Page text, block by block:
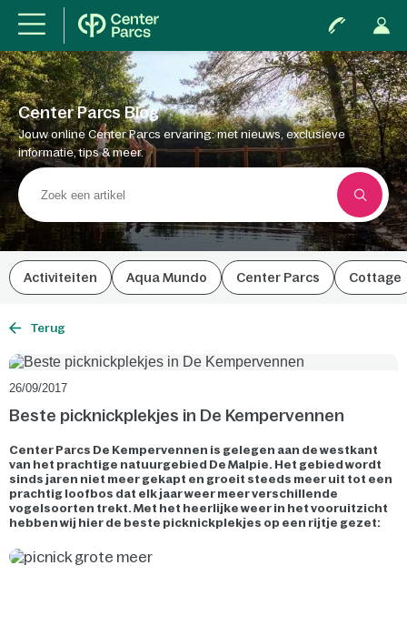
Center Parcs Blog
Jouw online Center Parcs ervaring: met nieuws, exclusieve
informatie, tips & meer.
Activiteiten Aqua Mundo Center Parcs Cottage
Terug
26/09/2017
Beste picknickplekjes in De Kempervennen
Center Parcs De Kempervennen is gelegen aan de westkant
van het prachtige natuurgebied De Malpie. Het gebied wordt
sinds jaren niet meer gekapt en groeit steeds meer uit tot een
prachtig loofbos dat elk jaar weer meer verschillende
vogelsoorten trekt. Met het heerlijke weer in het vooruitzicht
hebben wij hier de beste picknickplekjes op een rijtje gezet: